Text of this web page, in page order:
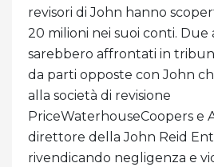
revisori di John hanno
20 milioni nei suoi conti. Due
sarebbero affrontati in
da parti opposte con John
alla società di revisione
PriceWaterhouseCoopers e
direttore della John Reid
rivendicando negligenza e